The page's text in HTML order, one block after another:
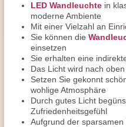
LED Wandleuchte in
moderne Ambiente
Mit einer Vielzahl an
Sie können die
einsetzen
Sie erhalten eine
Das Licht wird nach
Setzen Sie gekonnt
wohlige Atmosphäre
Durch gutes Licht
Zufriedenheitsgefühl
Aufgrund der sparsamen